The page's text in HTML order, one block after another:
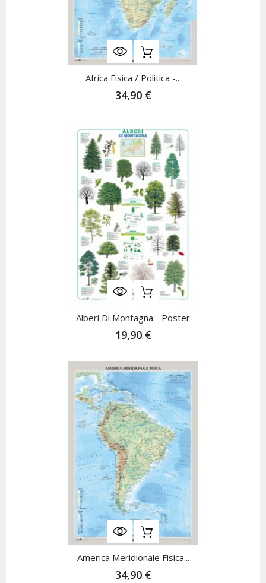
Africa Fisica / Politica -...
34,90 €
Alberi Di Montagna - Poster
19,90 €
America Meridionale Fisica...
34,90 €